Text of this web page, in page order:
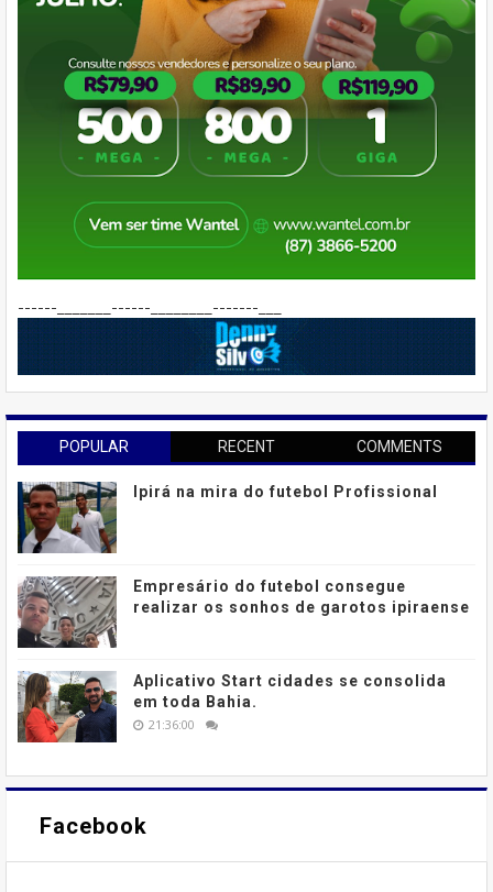
------_______------________-------___
POPULAR RECENT COMMENTS
Ipirá na mira do futebol Profissional
Empresário do futebol consegue
realizar os sonhos de garotos ipiraense
Aplicativo Start cidades se consolida
em toda Bahia.
21:36:00
Facebook